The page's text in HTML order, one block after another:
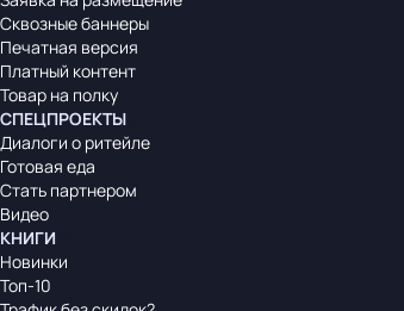
Сквозные баннеры
Печатная версия
Платный контент
Товар на полку
СПЕЦПРОЕКТЫ
Диалоги о ритейле
Готовая еда
Стать партнером
Видео
КНИГИ
Новинки
Топ-10